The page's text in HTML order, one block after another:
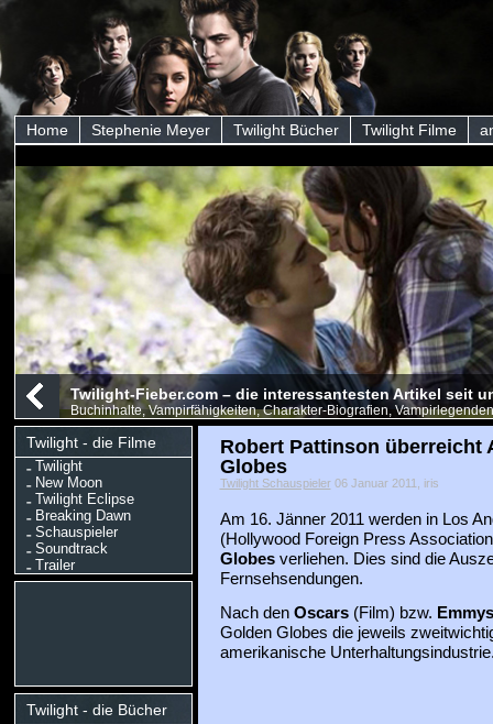
Home Stephenie Meyer Twilight Bücher Twilight Filme
Twilight-Fieber.com – die interessantesten Artikel seit
Buchinhalte, Vampirfähigkeiten, Charakter-Biografien,
Twilight - die Filme
Twilight
New Moon
Twilight Eclipse
Breaking Dawn
Schauspieler
Soundtrack
Trailer
Twilight - die Bücher
Robert Pattinson überreicht
Globes
Twilight Schauspieler06 Januar 2011, iris
Am 16. Jänner 2011 werden in Los
(Hollywood Foreign Press
Globesverliehen. Dies sind die
Fernsehsendungen.
Nach den Oscars (Film) bzw.
Golden Globes die jeweils
amerikanische